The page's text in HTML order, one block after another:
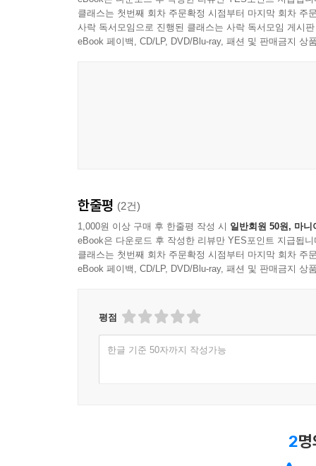
상호작용으로서의 장애
손상의 편재성
결 론
제2부 장애와 생명윤리
5 산전 진단의 문제
손상을 예방하는 것은 언제나 잘못인가
태아가 손상을 입었을 때 임신을 종결하는 것은 잘
손상 입은 태아에 대한 선택적 종결은 살아있는
클래스는 첫번째 회차 주문확정 시점부터 마지막 회차 주
사락 독서모임으로 진행된 클래스는 사락 독서모임 게시
eBook 페이백, CD/LP, DVD/Blu-ray, 패션 및 판매금지 상
한줄평 (2건)
1,000원 이상 구매 후 한줄평 작성 시 일반회원 50원, 마니
eBook은 다운로드 후 작성한 리뷰만 YES포인트 지급됩니
클래스는 첫번째 회차 주문확정 시점부터 마지막 회차 주
eBook 페이백, CD/LP, DVD/Blu-ray, 패션 및 판매금지 상
평점
한글 기준 50자까지 작성가능
2